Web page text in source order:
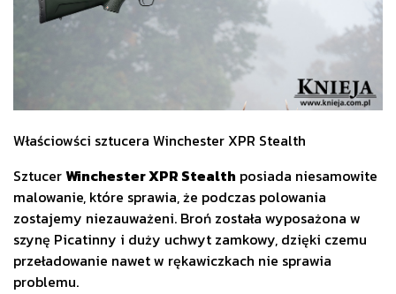
Właściowści sztucera Winchester XPR Stealth
SztucerWinchester XPR Stealth posiada niesamowite
malowanie, które sprawia, że podczas polowania
zostajemy niezauważeni. Broń została wyposażona w
szynę Picatinny i duży uchwyt zamkowy, dzięki czemu
przeładowanie nawet w rękawiczkach nie sprawia
problemu.